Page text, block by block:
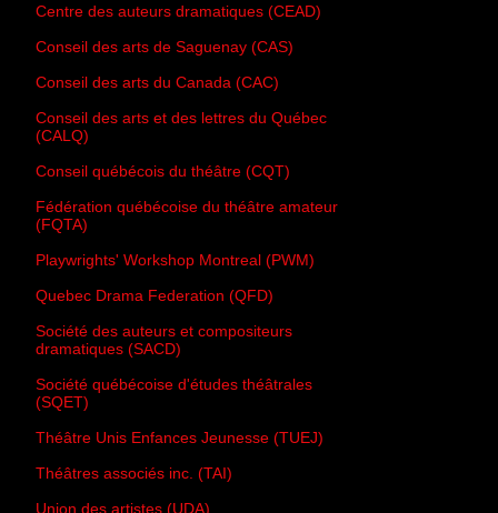
Centre des auteurs dramatiques (CEAD)
Conseil des arts de Saguenay (CAS)
Conseil des arts du Canada (CAC)
Conseil des arts et des lettres du Québec
(CALQ)
Conseil québécois du théâtre (CQT)
Fédération québécoise du théâtre amateur
(FQTA)
Playwrights' Workshop Montreal (PWM)
Quebec Drama Federation (QFD)
Société des auteurs et compositeurs
dramatiques (SACD)
Société québécoise d'études théâtrales
(SQET)
Théâtre Unis Enfances Jeunesse (TUEJ)
Théâtres associés inc. (TAI)
Union des artistes (UDA)